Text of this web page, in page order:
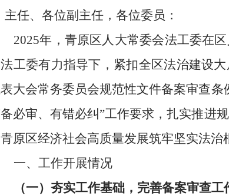
主任、各位副主任，各位委员：
2025年，青原区人大常委会法工委在
工委有力指导下，紧扣全区法治建设
大会常务委员会规范性文件备案审查条
必审、有错必纠”工作要求，扎实推进
原区经济社会高质量发展筑牢坚实法治
一、工作开展情况
（一）夯实工作基础，完善备案审查工